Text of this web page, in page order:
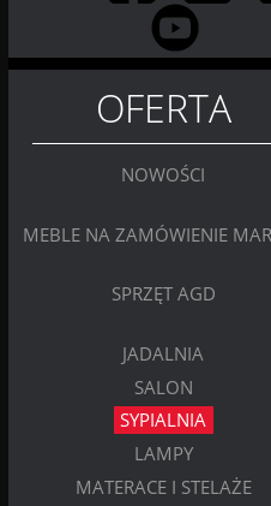
OFERTA
NOWOŚCI
MEBLE NA ZAMÓWIENIE
SPRZĘT AGD
JADALNIA
SALON
SYPIALNIA
LAMPY
MATERACE I STELAŻE